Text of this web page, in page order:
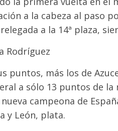
a la cabeza al paso
a la 14ª plaza,
puntos, más los de
a sólo 13 puntos de
campeona de
y León, plata.